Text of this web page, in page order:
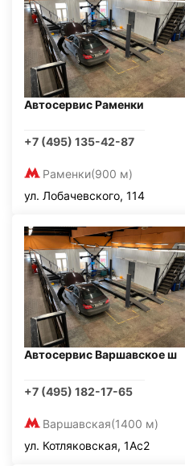
Автосервис Раменки
+7 (495) 135-42-87
Раменки(900 м)
ул. Лобачевского, 114
Автосервис Варшавское ш
+7 (495) 182-17-65
Варшавская(1400 м)
ул. Котляковская, 1Ас2